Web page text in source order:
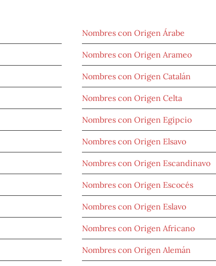
Nombres con Origen Árabe
Nombres con Origen Arameo
Nombres con Origen Catalán
Nombres con Origen Celta
Nombres con Origen Egipcio
Nombres con Origen Elsavo
Nombres con Origen Escandinavo
Nombres con Origen Escocés
Nombres con Origen Eslavo
Nombres con Origen Africano
Nombres con Origen Alemán